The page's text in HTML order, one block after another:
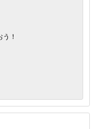
！